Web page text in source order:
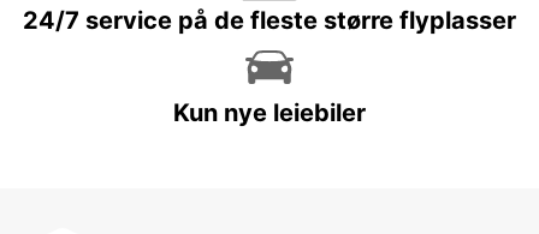
24/7 service på de fleste større flyplasser
Kun nye leiebiler